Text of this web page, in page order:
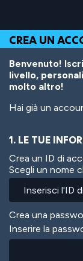
Top
of
Page
Navigation
Main
Content
Footer
contenuto
principale
CREA UN
Benvenuto!
livello,
molto altro!
Hai già un
1. LE TUE
Crea un ID di
Scegli un nome
Crea una
Inserire la